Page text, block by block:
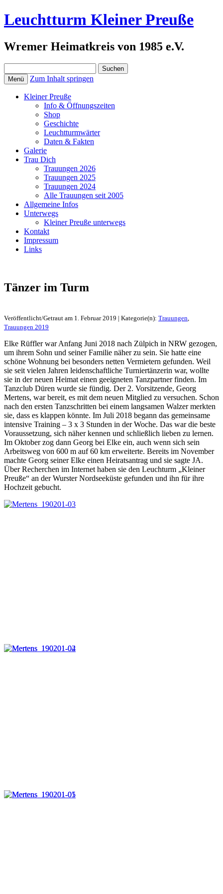
Leuchtturm Kleiner Preuße
Wremer Heimatkreis von 1985 e.V.
nach:
Menü Zum Inhalt springen
Kleiner Preuße
Info & Öffnungszeiten
Shop
Geschichte
Leuchtturmwärter
Daten & Fakten
Galerie
Trau Dich
Trauungen 2026
Trauungen 2025
Trauungen 2024
Alle Trauungen seit 2005
Allgemeine Infos
Unterwegs
Kleiner Preuße unterwegs
Kontakt
Impressum
Links
Tänzer im Turm
Veröffentlicht/Getraut am 1. Februar 2019 | Kategorie(n): Trauungen
Trauungen 2019
Elke Rüffler war Anfang Juni 2018 nach Zülpich in NRW gezogen,
um ihrem Sohn und seiner Familie näher zu sein. Sie hatte eine
schöne Wohnung bei besonders netten Vermietern gefunden. Weil
sie seit vielen Jahren leidenschaftliche Turniertänzerin war, wollte
sie in der neuen Heimat einen geeigneten Tanzpartner finden. Im
Tanzclub Düren wurde sie fündig. Der 2. Vorsitzende, Georg
Mertens, war bereit, es mit dem neuen Mitglied zu versuchen. Schon
nach den ersten Tanzschritten bei einem langsamen Walzer merkten
sie, dass es klappen könnte. Im Juli 2018 begann das gemeinsame
intensive Training – 3 x 3 Stunden in der Woche. Das war die beste
Voraussetzung, sich näher kennen und schließlich lieben zu lernen.
Im Oktober zog dann Georg bei Elke ein, auch wenn sich sein
Arbeitsweg von 600 m auf 60 km erweiterte. Bereits im November
machte Georg seiner Elke einen Heiratsantrag und sie sagte JA.
Über Recherchen im Internet haben sie den Leuchturm „Kleiner
Preuße“ an der Wurster Nordseeküste gefunden und ihn für ihre
Hochzeit gebucht.